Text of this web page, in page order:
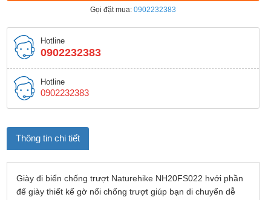
Gọi đặt mua: 0902232383
Hotline
0902232383
Hotline
0902232383
Thông tin chi tiết
Giày đi biển chống trượt Naturehike NH20FS022 hvới phần
đế giày thiết kế gờ nổi chống trượt giúp bạn di chuyển dễ